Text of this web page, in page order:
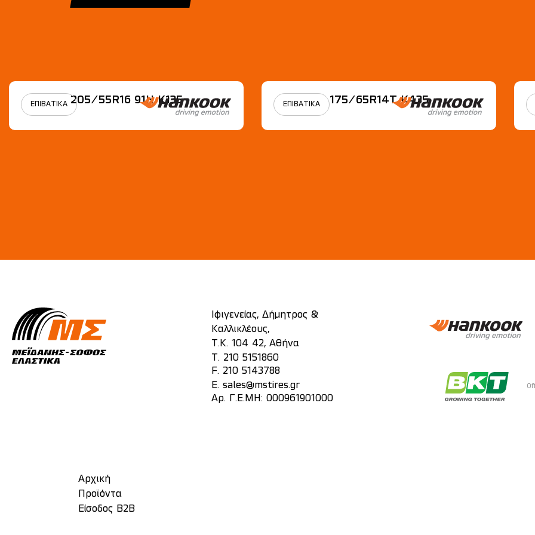
ΕΠΙΒΑΤΙΚΑ 205/55R16 91H Κ135 ΕΠΙΒΑΤΙΚΑ 175/65R14Τ Κ435
Ιφιγενείας, Δήμητρος &
Καλλικλέους,
Τ.Κ. 104 42, Αθήνα
T. 210 5151860
F. 210 5143788
E. sales@mstires.gr
Αρ. Γ.Ε.ΜΗ: 000961901000
Αρχική
Προϊόντα
Είσοδος Β2Β